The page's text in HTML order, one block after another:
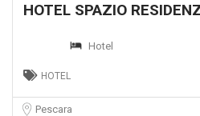
HOTEL SPAZIO
Hotel
HOTEL
Pescara